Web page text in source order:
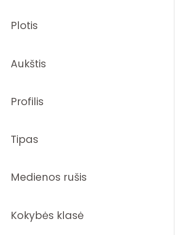
Plotis
Aukštis
Profilis
Tipas
Medienos rušis
Kokybės klasė